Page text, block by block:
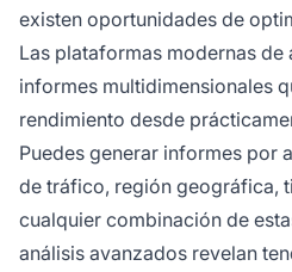
existen oportunidades de
Las plataformas modernas
informes multidimensionales
rendimiento desde
Puedes generar informes por
de tráfico, región geográfica,
cualquier combinación de
análisis avanzados revelan